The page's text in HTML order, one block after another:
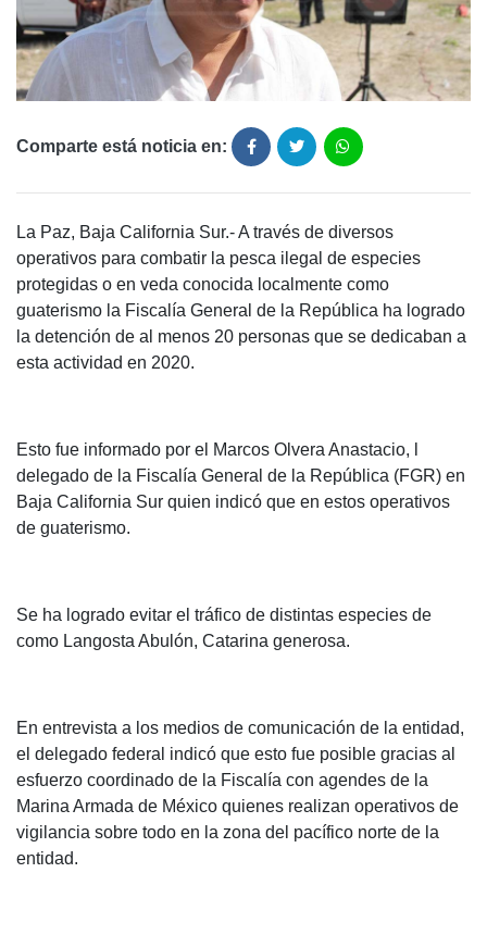
Comparte está noticia en:
La Paz, Baja California Sur.- A través de diversos
operativos para combatir la pesca ilegal de especies
protegidas o en veda conocida localmente como
guaterismo la Fiscalía General de la República ha logrado
la detención de al menos 20 personas que se dedicaban a
esta actividad en 2020.
Esto fue informado por el Marcos Olvera Anastacio, l
delegado de la Fiscalía General de la República (FGR) en
Baja California Sur quien indicó que en estos operativos
de guaterismo.
Se ha logrado evitar el tráfico de distintas especies de
como Langosta Abulón, Catarina generosa.
En entrevista a los medios de comunicación de la entidad,
el delegado federal indicó que esto fue posible gracias al
esfuerzo coordinado de la Fiscalía con agendes de la
Marina Armada de México quienes realizan operativos de
vigilancia sobre todo en la zona del pacífico norte de la
entidad.